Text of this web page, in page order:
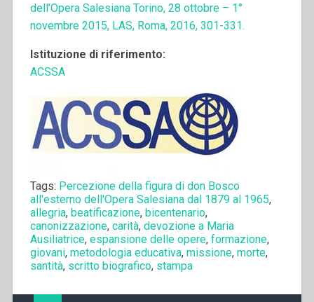
dell’Opera Salesiana Torino, 28 ottobre – 1°
novembre 2015, LAS, Roma, 2016, 301-331.
Istituzione di riferimento:
ACSSA
Tags: Percezione della figura di don Bosco
all'esterno dell'Opera Salesiana dal 1879 al 1965,
allegria, beatificazione, bicentenario,
canonizzazione, carità, devozione a Maria
Ausiliatrice, espansione delle opere, formazione,
giovani, metodologia educativa, missione, morte,
santità, scritto biografico, stampa